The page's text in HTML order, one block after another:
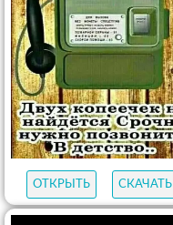
ОТКРЫТЬ СКАЧАТЬ